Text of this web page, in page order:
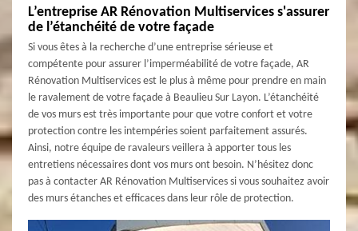
L’entreprise AR Rénovation Multiservices s'assurer
de l’étanchéité de votre façade
Si vous êtes à la recherche d’une entreprise sérieuse et
compétente pour assurer l’imperméabilité de votre façade, AR
Rénovation Multiservices est le plus à même pour prendre en main
le ravalement de votre façade à Beaulieu Sur Layon. L’étanchéité
de vos murs est très importante pour que votre confort et votre
protection contre les intempéries soient parfaitement assurés.
Ainsi, notre équipe de ravaleurs veillera à apporter tous les
entretiens nécessaires dont vos murs ont besoin. N’hésitez donc
pas à contacter AR Rénovation Multiservices si vous souhaitez avoir
des murs étanches et efficaces dans leur rôle de protection.